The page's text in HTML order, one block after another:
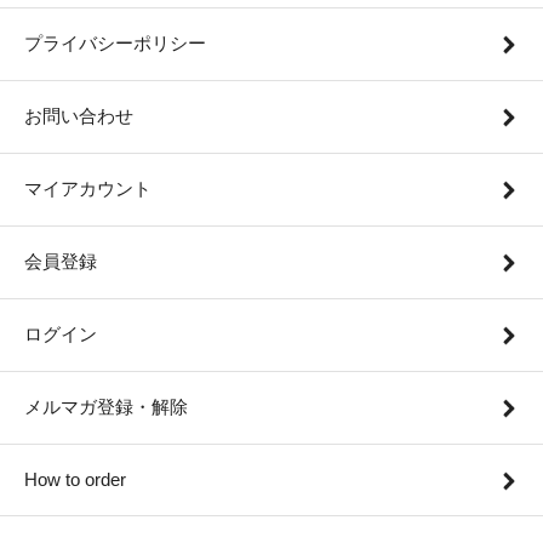
プライバシーポリシー
お問い合わせ
マイアカウント
会員登録
ログイン
メルマガ登録・解除
How to order